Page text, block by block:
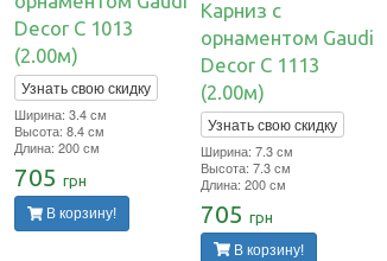
Decor C 1013
(2.00м)
Узнать свою скидку
Ширина: 3.4 см
Высота: 8.4 см
Длина: 200 см
705 грн
В корзину!
Карниз с
орнаментом Gaudi
Decor C 1113
(2.00м)
Узнать свою скидку
Ширина: 7.3 см
Высота: 7.3 см
Длина: 200 см
705 грн
В корзину!